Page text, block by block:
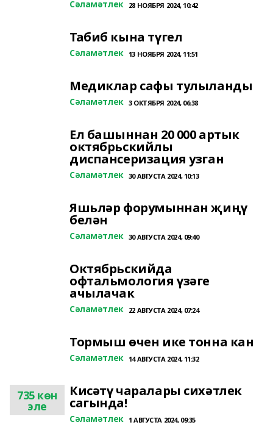
Сәламәтлек 28 НОЯБРЯ 2024, 10:42
Табиб кына түгел
Сәламәтлек 13 НОЯБРЯ 2024, 11:51
Медиклар сафы тулыланды
Сәламәтлек 3 ОКТЯБРЯ 2024, 06:38
Ел башыннан 20 000 артык
октябрьскийлы
диспансеризация узган
Сәламәтлек 30 АВГУСТА 2024, 10:13
Яшьләр форумыннан җиңү
белән
Сәламәтлек 30 АВГУСТА 2024, 09:40
Октябрьскийда
офтальмология үзәге
ачылачак
Сәламәтлек 22 АВГУСТА 2024, 07:24
Тормыш өчен ике тонна кан
Сәламәтлек 14 АВГУСТА 2024, 11:32
735 көн
эле
Кисәтү чаралары сихәтлек
сагында!
Сәламәтлек 1 АВГУСТА 2024, 09:35